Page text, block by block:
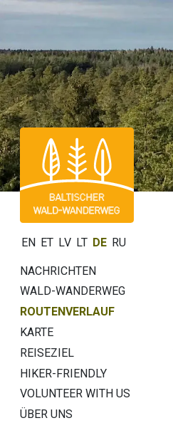
EN ET LV LT DE RU
NACHRICHTEN
WALD-WANDERWEG
ROUTENVERLAUF
KARTE
REISEZIEL
HIKER-FRIENDLY
VOLUNTEER WITH US
ÜBER UNS